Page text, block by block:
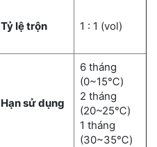
Tỷ lệ trộn 1 : 1 (vol)
Hạn sử dụng
6 tháng
(0~15℃)
2 tháng
(20~25℃)
1 tháng
(30~35℃)